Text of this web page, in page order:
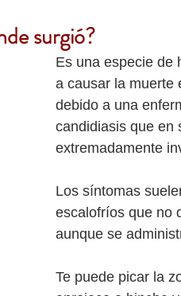
surgió?
Es una especie de
a causar la muerte
debido a una
candidiasis que en
extremadamente
Los síntomas
escalofríos que no
aunque se
Te puede picar la